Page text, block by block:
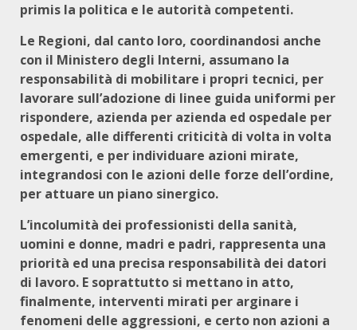
primis la politica e le autorità competenti.
Le Regioni, dal canto loro, coordinandosi anche
con il Ministero degli Interni, assumano la
responsabilità di mobilitare i propri tecnici, per
lavorare sull’adozione di linee guida uniformi per
rispondere, azienda per azienda ed ospedale per
ospedale, alle differenti criticità di volta in volta
emergenti, e per individuare azioni mirate,
integrandosi con le azioni delle forze dell’ordine,
per attuare un piano sinergico.
L’incolumità dei professionisti della sanità,
uomini e donne, madri e padri, rappresenta una
priorità ed una precisa responsabilità dei datori
di lavoro. E soprattutto si mettano in atto,
finalmente, interventi mirati per arginare i
fenomeni delle aggressioni, e certo non azioni a